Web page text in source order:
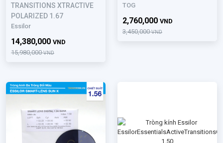
TRANSITIONS XTRACTIVE
POLARIZED 1.67
Essilor
15,980,000VND
14,380,000 VND
TOG
3,450,000VND
2,760,000 VND